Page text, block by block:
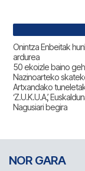
Onintza Enbeitak
ardurea
50 ekoizle baino
Nazinoarteko
Artxandako
‘Z.U.K.U.A.’,
Nagusiari begira
NOR GARA